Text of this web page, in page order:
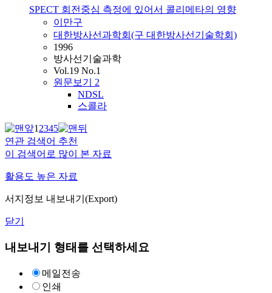
SPECT 회전중심 측정에 있어서 콜리메타의 영향
이만구
대한방사선과학회(구 대한방사선기술학회)
1996
방사선기술과학
Vol.19 No.1
원문보기 2
NDSL
스콜라
12345
연관 검색어 추천
이 검색어로 많이 본 자료
활용도 높은 자료
서지정보 내보내기(Export)
닫기
내보내기 형태를 선택하세요
메일전송
인쇄